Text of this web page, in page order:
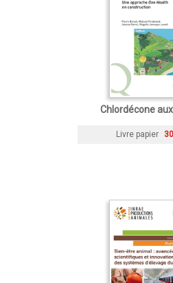
Chlordécone
Livre papier